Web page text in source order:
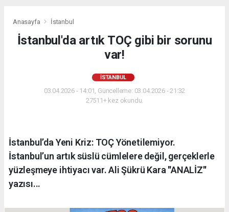
Anasayfa İstanbul
İstanbul'da artık TOÇ gibi bir sorunu
var!
İSTANBUL
03.04.2026 - 14:01, Güncelleme: 03.04.2026 - 21:32
27511+ kez okundu.
İstanbul’da Yeni Kriz: TOÇ Yönetilemiyor.
İstanbul’un artık süslü cümlelere değil, gerçeklerle
yüzleşmeye ihtiyacı var. Ali Şükrü Kara ''ANALİZ''
yazısı...